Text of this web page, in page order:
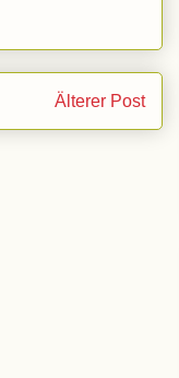
Älterer Post